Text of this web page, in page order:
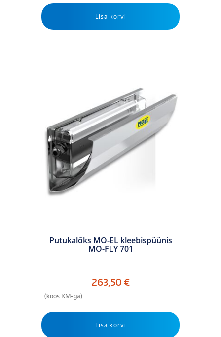
Lisa korvi
Putukalõks MO-EL kleebispüünis
MO-FLY 701
263,50 €
(koos KM-ga)
Lisa korvi